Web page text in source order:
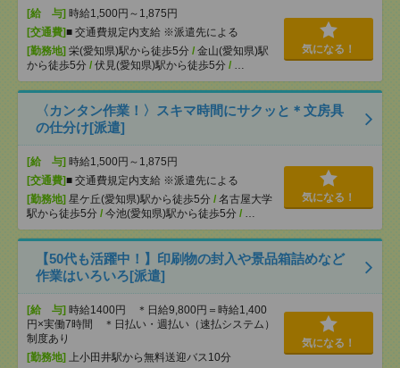
[給 与] 時給1,500円～1,875円
[交通費]■ 交通費規定内支給 ※派遣先による
[勤務地] 栄(愛知県)駅から徒歩5分 / 金山(愛知県)駅
から徒歩5分 / 伏見(愛知県)駅から徒歩5分 / …
気になる！
〈カンタン作業！〉スキマ時間にサクッと＊文房具
の仕分け[派遣]
[給 与] 時給1,500円～1,875円
[交通費]■ 交通費規定内支給 ※派遣先による
[勤務地] 星ケ丘(愛知県)駅から徒歩5分 / 名古屋大学
駅から徒歩5分 / 今池(愛知県)駅から徒歩5分 / …
気になる！
【50代も活躍中！】印刷物の封入や景品箱詰めなど
作業はいろいろ[派遣]
[給 与] 時給1400円 ＊日給9,800円＝時給1,400
円×実働7時間 ＊日払い・週払い（速払システム）
制度あり
[勤務地] 上小田井駅から無料送迎バス10分
気になる！